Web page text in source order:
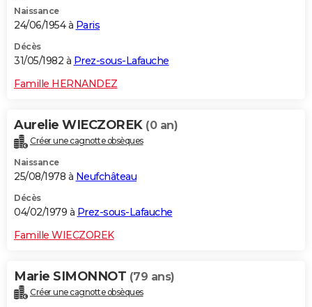
Naissance
24/06/1954 à Paris
Décès
31/05/1982 à Prez-sous-Lafauche
Famille HERNANDEZ
Aurelie WIECZOREK (0 an)
Créer une cagnotte obsèques
Naissance
25/08/1978 à Neufchâteau
Décès
04/02/1979 à Prez-sous-Lafauche
Famille WIECZOREK
Marie SIMONNOT (79 ans)
Créer une cagnotte obsèques